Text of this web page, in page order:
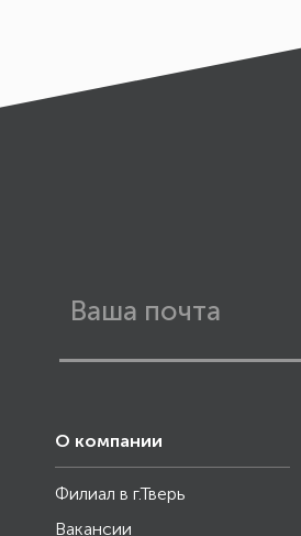
О компании
Филиал в г.Тверь
Вакансии